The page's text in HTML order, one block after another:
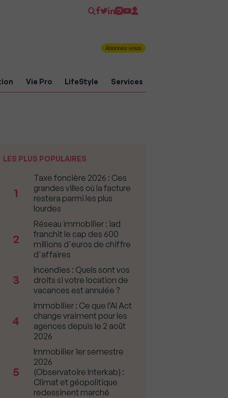
Abonnez-vous
Vie Pro LifeStyle Services
LES PLUS POPULAIRES
1
Taxe foncière 2026 : Ces
grandes villes où la facture
restera parmi les plus
lourdes
2
Réseau immobilier : iad
franchit le cap des 600
millions d'euros de chiffre
d'affaires
3
Incendies : Quels sont vos
droits si votre location de
vacances est annulée ?
4
Immobilier : Ce que l’AI Act
change vraiment pour les
agences depuis le 2 août
2026
5
Immobilier 1er semestre
2026
(Observatoire Interkab) :
Climat et géopolitique
redessinent marché